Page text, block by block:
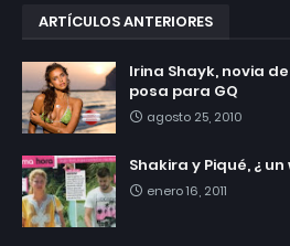
ARTÍCULOS ANTERIORES
Irina Shayk, novia
posa para GQ
agosto 25, 2010
Shakira y Piqué, ¿
enero 16, 2011